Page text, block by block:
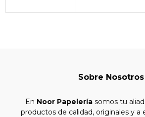
Sobre Nosotros
En Noor Papeleríasomos tu
productos de calidad, originales y a